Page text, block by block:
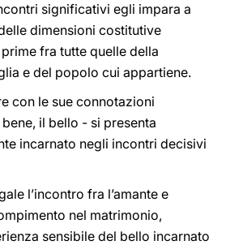
significativi egli impara a
dimensioni costitutive
fra tutte quelle della
e del popolo cui appartiene.
con le sue connotazioni
il bello - si presenta
incarnato negli incontri decisivi
l’incontro fra l’amante e
nel matrimonio,
sensibile del bello incarnato